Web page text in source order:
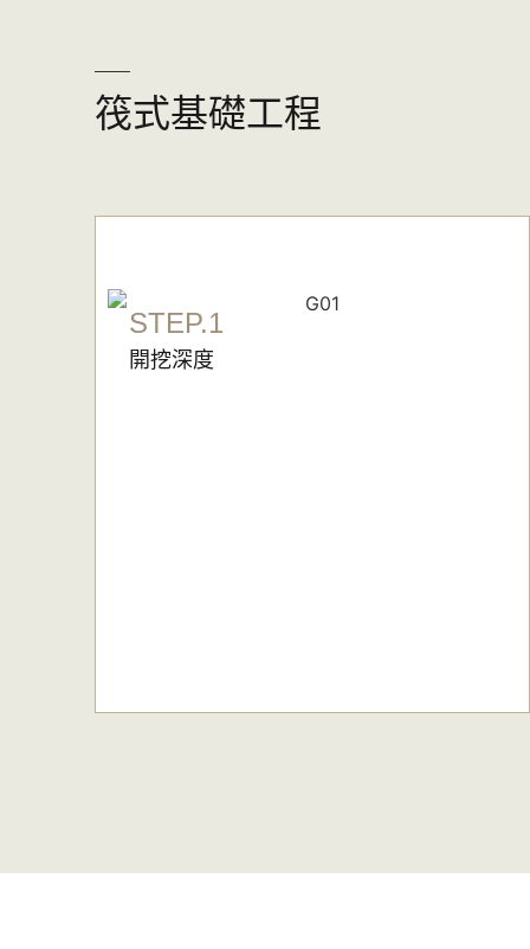
筏式基礎工程
STEP.1
開挖深度